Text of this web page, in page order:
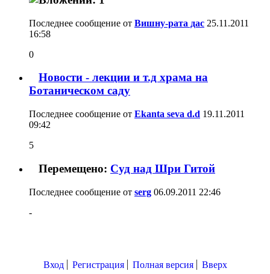
Последнее сообщение от Вишну-рата дас 25.11.2011
16:58
0
Новости - лекции и т.д храма на
Ботаническом саду
Последнее сообщение от Ekanta seva d.d 19.11.2011
09:42
5
Перемещено: Суд над Шри Гитой
Последнее сообщение от serg 06.09.2011 22:46
-
Вход Регистрация Полная версия Вверх